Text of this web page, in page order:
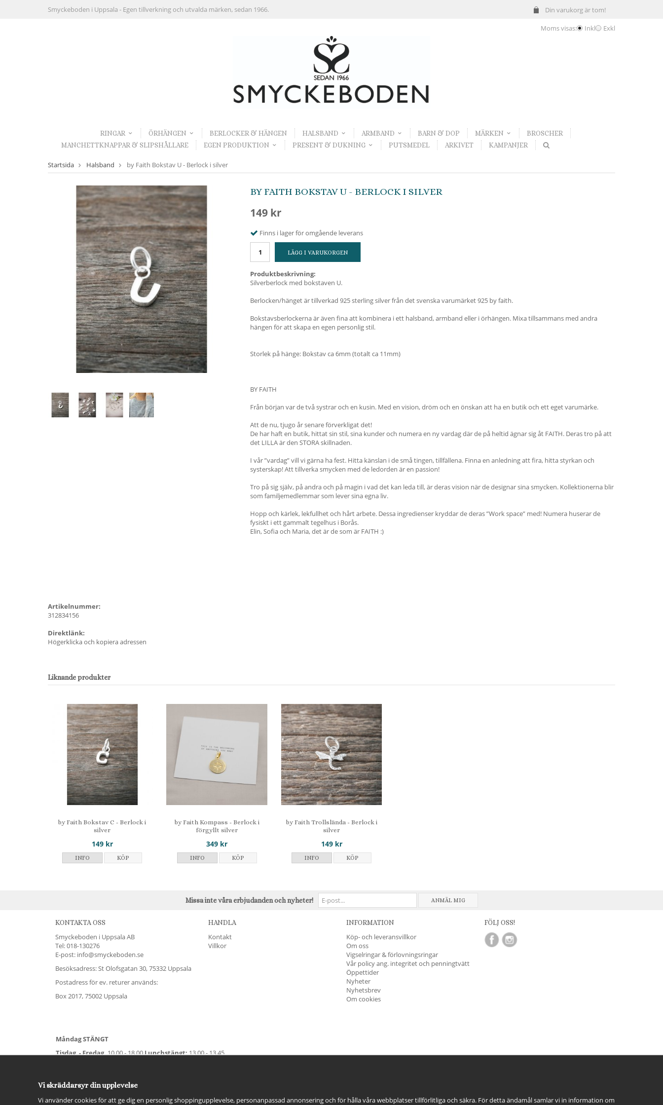
Din varukorg är tom!
Smyckeboden i Uppsala - Egen tillverkning och utvalda märken, sedan 1966.
Moms visas: Inkl Exkl
RINGAR ÖRHÄNGEN BERLOCKER & HÄNGEN HALSBAND ARMBAND BARN & DOP MÄRKEN
BROSCHER
MANCHETTKNAPPAR & SLIPSHÅLLARE
EGEN PRODUKTION PRESENT & DUKNING PUTSMEDEL ARKIVET KAMPANJER
Startsida Halsband by Faith Bokstav U - Berlock i silver
BY FAITH BOKSTAV U - BERLOCK I SILVER
149 kr
Finns i lager för omgående leverans
LÄGG I VARUKORGEN
Produktbeskrivning:
Silverberlock med bokstaven U.
Berlocken/hänget är tillverkad 925 sterling silver från det svenska varumärket 925 by faith.
Bokstavsberlockerna är även fina att kombinera i ett halsband, armband eller i örhängen. Mixa tillsammans med andra
hängen för att skapa en egen personlig stil.
Storlek på hänge: Bokstav ca 6mm (totalt ca 11mm)
BY FAITH
Från början var de två systrar och en kusin. Med en vision, dröm och en önskan att ha en butik och ett eget varumärke.
Att de nu, tjugo år senare förverkligat det!
De har haft en butik, hittat sin stil, sina kunder och numera en ny vardag där de på heltid ägnar sig åt FAITH. Deras tro på att
det LILLA är den STORA skillnaden.
I vår ”vardag” vill vi gärna ha fest. Hitta känslan i de små tingen, tillfällena. Finna en anledning att fira, hitta styrkan och
systerskap! Att tillverka smycken med de ledorden är en passion!
Tro på sig själv, på andra och på magin i vad det kan leda till, är deras vision när de designar sina smycken. Kollektionerna blir
som familjemedlemmar som lever sina egna liv.
Hopp och kärlek, lekfullhet och hårt arbete. Dessa ingredienser kryddar de deras ”Work space” med! Numera huserar de
fysiskt i ett gammalt tegelhus i Borås.
Elin, Sofia och Maria, det är de som är FAITH :)
Artikelnummer:
312834156
Direktlänk:
Högerklicka och kopiera adressen
Liknande produkter
by Faith Bokstav C - Berlock i
silver
149 kr
INFO KÖP
by Faith Kompass - Berlock i
förgyllt silver
349 kr
INFO KÖP
by Faith Trollslända - Berlock i
silver
149 kr
INFO KÖP
Missa inte våra erbjudanden och nyheter! ANMÄL MIG
KONTAKTA OSS
Smyckeboden i Uppsala AB
Tel:018-130276
E-post: info@smyckeboden.se
Besöksadress: St Olofsgatan 30, 75332 Uppsala
Postadress för ev. returer används:
Box 2017, 75002 Uppsala
Måndag STÄNGT
Tisdag - Fredag, 10.00 - 18.00 Lunchstängt: 13.00 - 13.45
För avvikande öppettider:
HANDLA
Kontakt
Villkor
INFORMATION
Köp- och leveransvillkor
Om oss
Vigselringar & förlovningsringar
Vår policy ang. integritet och penningtvätt
Öppettider
Nyheter
Nyhetsbrev
Om cookies
FÖLJ OSS!
Vi skräddarsyr din upplevelse
Vi använder cookies för att ge dig en personlig shoppingupplevelse, personanpassad annonsering och för hålla våra webbplatser tillförlitliga och säkra. För detta ändamål samlar vi in information om